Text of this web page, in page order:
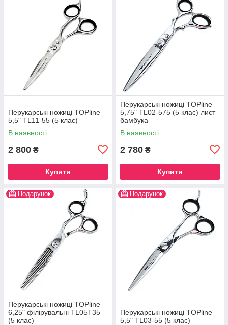
Перукарські ножиці TOPline
5,5" TL11-55 (5 клас)
В наявності
2 800 ₴
Купити
Перукарські ножиці TOPline
5,75" TL02-575 (5 клас) лист
бамбука
В наявності
2 780 ₴
Купити
Подарунок
Перукарські ножиці TOPline
6,25" філірувальні TL05T35
(5 клас)
Подарунок
Перукарські ножиці TOPline
5,5" TL03-55 (5 клас)